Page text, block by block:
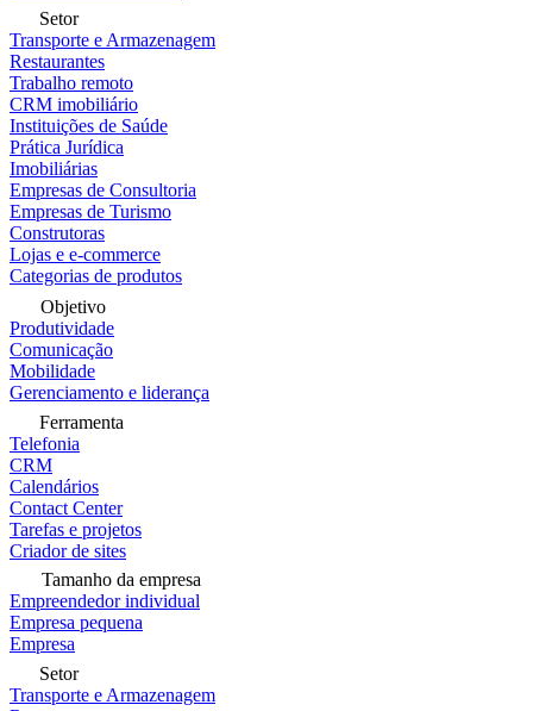
Setor
Transporte e Armazenagem
Restaurantes
Trabalho remoto
CRM imobiliário
Instituições de Saúde
Prática Jurídica
Imobiliárias
Empresas de Consultoria
Empresas de Turismo
Construtoras
Lojas e e-commerce
Categorias de produtos
Objetivo
Produtividade
Comunicação
Mobilidade
Gerenciamento e liderança
Ferramenta
Telefonia
CRM
Calendários
Contact Center
Tarefas e projetos
Criador de sites
Tamanho da empresa
Empreendedor individual
Empresa pequena
Empresa
Setor
Transporte e Armazenagem